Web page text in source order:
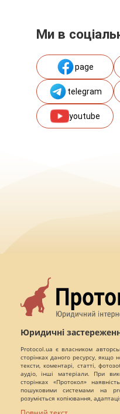
Ми в
page
telegram
youtube
Юридичні
Protocol.ua є власником
сторінках даного ресурсу, якщо
тексти, коментарі, статті,
аудіо, інші матеріали. При
сторінках «Протокол»
пошуковими системами на
розуміється копіювання,